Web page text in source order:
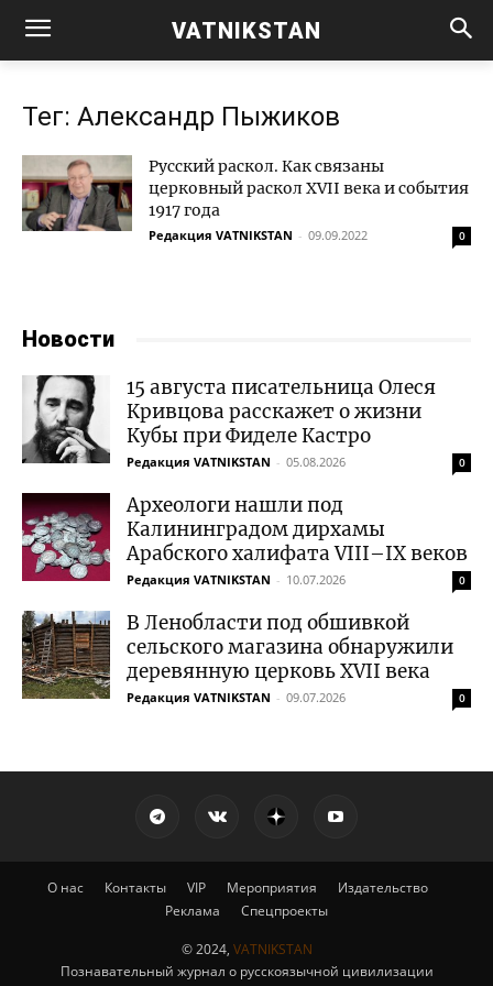
VATNIKSTAN
Тег: Александр Пыжиков
Русский раскол. Как связаны
церковный раскол XVII века и события
1917 года
Редакция VATNIKSTAN - 09.09.2022 0
Новости
15 августа писательница Олеся
Кривцова расскажет о жизни
Кубы при Фиделе Кастро
Редакция VATNIKSTAN - 05.08.2026 0
Археологи нашли под
Калининградом дирхамы
Арабского халифата VIII–IX веков
Редакция VATNIKSTAN - 10.07.2026 0
В Ленобласти под обшивкой
сельского магазина обнаружили
деревянную церковь XVII века
Редакция VATNIKSTAN - 09.07.2026 0
О нас Контакты VIP Мероприятия
Издательство
Реклама
Спецпроекты
© 2024, VATNIKSTAN
Познавательный журнал о русскоязычной цивилизации